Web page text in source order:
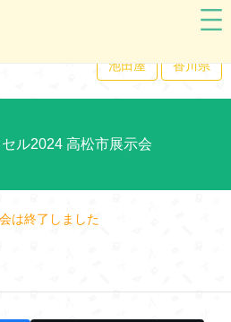
池田屋 香川県
ル2024 高松市展示会
は終了しました